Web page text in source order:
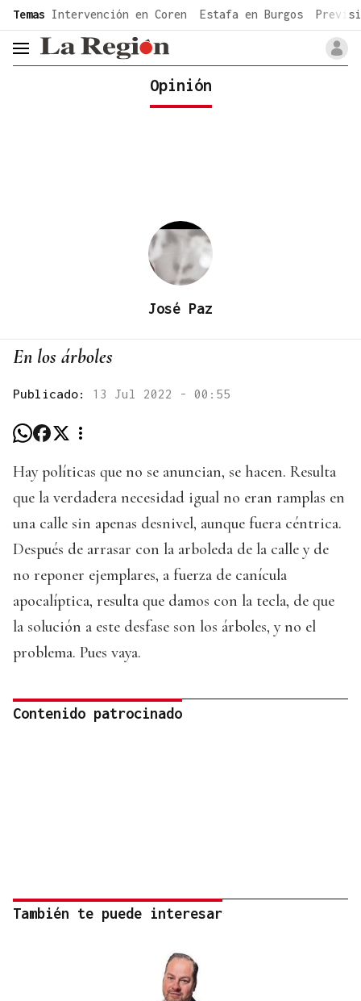
common.go-to-content
Temas Intervención en Coren Estafa en Burgos
header.menu.open
Opinión
José Paz
En los árboles
Publicado: 13 Jul 2022 - 00:55
Hay políticas que no se anuncian, se hacen. Resulta
que la verdadera necesidad igual no eran ramplas en
una calle sin apenas desnivel, aunque fuera céntrica.
Después de arrasar con la arboleda de la calle y de
no reponer ejemplares, a fuerza de canícula
apocalíptica, resulta que damos con la tecla, de que
la solución a este desfase son los árboles, y no el
problema. Pues vaya.
Contenido patrocinado
También te puede interesar